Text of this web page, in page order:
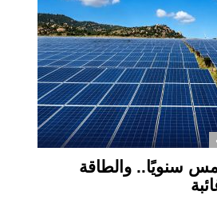
شمس سنويًا.. والطاقة